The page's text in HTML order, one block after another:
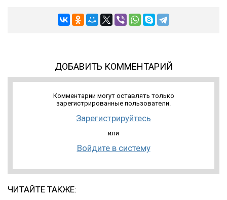
ДОБАВИТЬ КОММЕНТАРИЙ
Комментарии могут оставлять только
зарегистрированные пользователи.
Зарегистрируйтесь
или
Войдите в систему
ЧИТАЙТЕ ТАКЖЕ: